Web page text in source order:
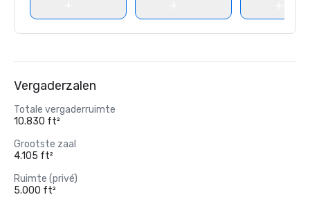
Vergaderzalen
Totale vergaderruimte
10.830 ft²
Grootste zaal
4.105 ft²
Ruimte (privé)
5.000 ft²